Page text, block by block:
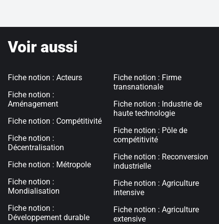
Voir aussi
Fiche notion : Acteurs
Fiche notion :
Aménagement
Fiche notion : Compétitivité
Fiche notion :
Décentralisation
Fiche notion : Métropole
Fiche notion :
Mondialisation
Fiche notion :
Développement durable
Fiche notion : Firme
transnationale
Fiche notion : Industrie de
haute technologie
Fiche notion : Pôle de
compétitivité
Fiche notion : Reconversion
industrielle
Fiche notion : Agriculture
intensive
Fiche notion : Agriculture
extensive